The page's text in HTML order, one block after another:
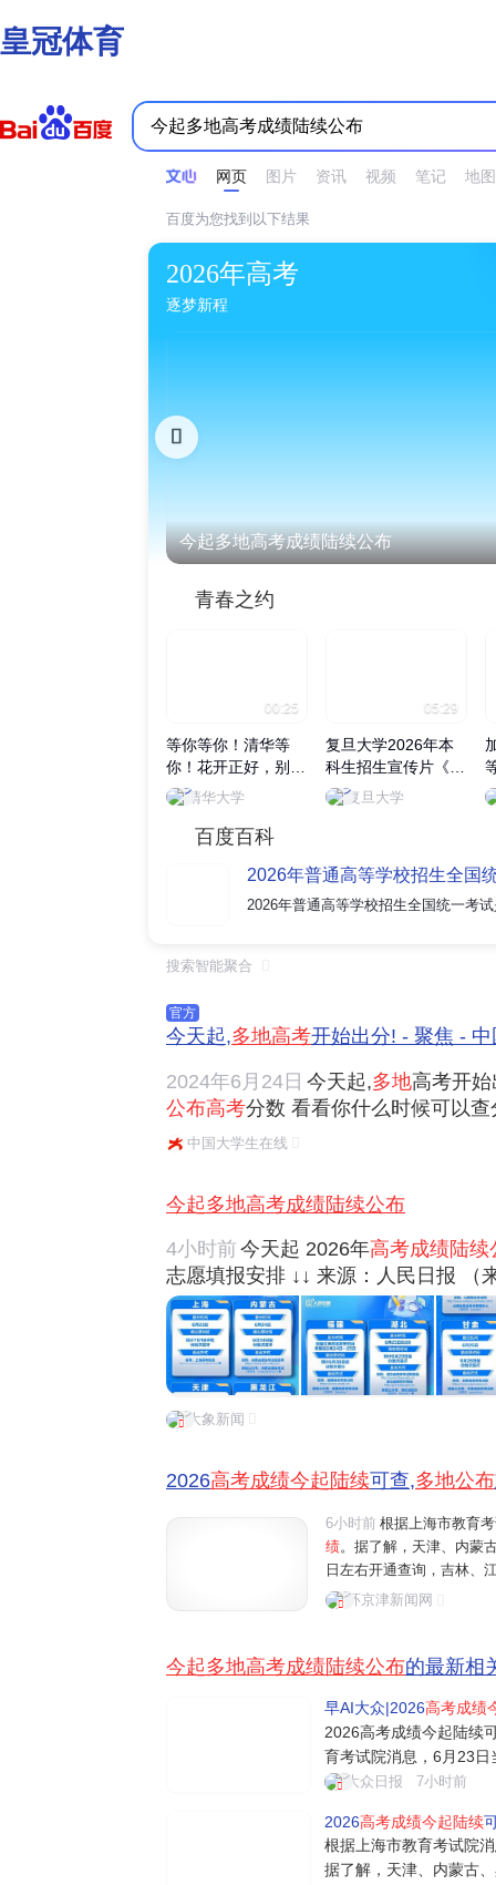
皇冠体育
网页 图片 资讯 视频 笔记 地图
时间不限 所有网页和文件 站点内检索
百度为您找到以下结果
2026年高考
逐梦新程
今起多地高考成绩陆续公布

青春之约
00:25
等你等你！清华等
你！花开正好，别辜
负眼前季节，来清华
赴一场青春之约~
清华大学
05:29
复旦大学2026年本
科生招生宣传片《无
用之用》正式发布
复旦大学
百度百科
2026年普通高等学校招生全国
搜索智能聚合
官方
今天起,多地高考开始出分! - 聚焦 -
2024年6月24日 今天起,多地高考开
公布高考分数 看看你什么时候可以
布考生 高考成绩
中国大学生在线
今起多地高考成绩陆续公布
4小时前 今天起 2026年高考成绩陆
志愿填报安排 ↓↓ 来源：人民日报 （
大象新闻
2026高考成绩今起陆续可查,多地公布
6小时前 根据上海市教育
绩。据了解，天津、内蒙
日左右开通查询，吉林、
外，多地已陆续公布
环京津新闻网
今起多地高考成绩陆续公布的最新相
早AI大众|2026高考成绩
2026高考成绩今起陆续
育考试院消息，6月23
津、内蒙古、黑龙江等
地已陆续公布志愿填报
大众日报 7小时前
2026高考成绩今起陆续
根据上海市教育考试院
据了解，天津、内蒙古